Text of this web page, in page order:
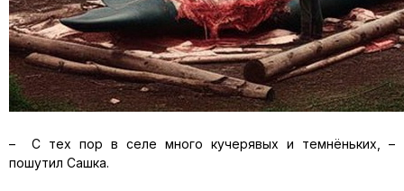
– С тех пор в селе много кучерявых и темнёньких, –
пошутил Сашка.